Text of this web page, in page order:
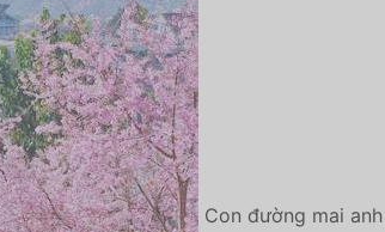
Con đường mai